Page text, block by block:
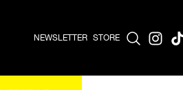
NEWSLETTER STORE